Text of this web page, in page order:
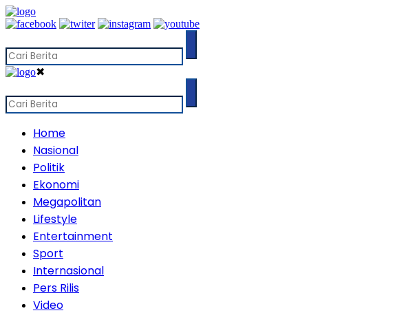
✖
Home
Nasional
Politik
Ekonomi
Megapolitan
Lifestyle
Entertainment
Sport
Internasional
Pers Rilis
Video